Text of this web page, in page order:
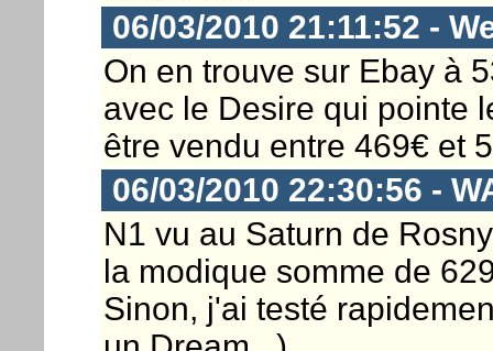
06/03/2010 21:11:52 -
On en trouve sur Ebay à
avec le Desire qui pointe
être vendu entre 469€ et
06/03/2010 22:30:56 -
N1 vu au Saturn de
la modique somme de
Sinon, j'ai testé